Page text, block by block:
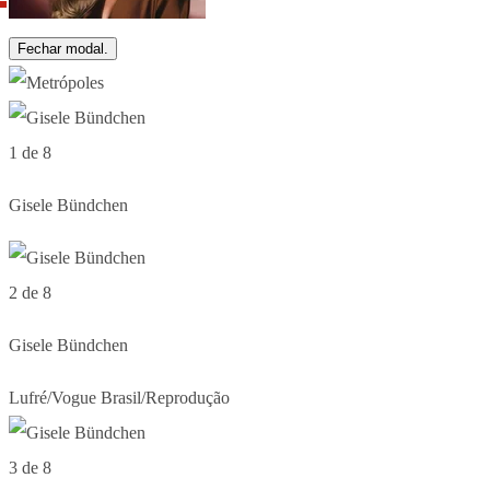
Fechar modal.
1 de 8
Gisele Bündchen
2 de 8
Gisele Bündchen
Lufré/Vogue Brasil/Reprodução
3 de 8